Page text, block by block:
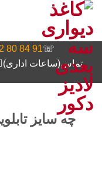
Skip
content
☏
91 84 80 22 (021)
تماس(ساعات
چه سایز